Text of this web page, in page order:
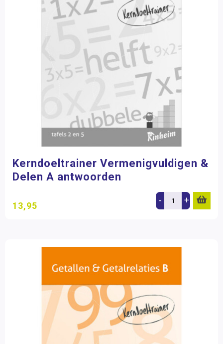
Kerndoeltrainer Vermenigvuldigen &
Delen A antwoorden
13,95 - +